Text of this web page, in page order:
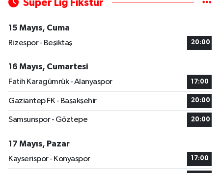
Süper Lig Fikstür
15 Mayıs, Cuma
Rizespor - Beşiktaş
20:00
16 Mayıs, Cumartesi
Fatih Karagümrük - Alanyaspor
17:00
Gaziantep FK - Başakşehir 20:00
Samsunspor - Göztepe 20:00
17 Mayıs, Pazar
Kayserispor - Konyaspor
17:00